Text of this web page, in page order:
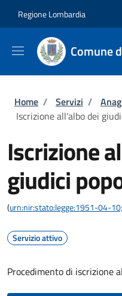
Regione Lombardia
Comune
Briciole di
Home / Servizi /
Iscrizione all'albo dei
Iscrizione
giudici
(urn:nir:stato:legge:1951-04-
Servizio attivo
Procedimento di iscrizione